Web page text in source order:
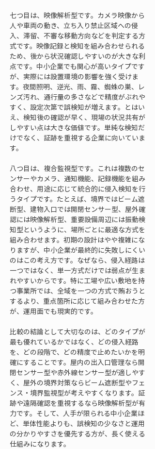
七つ目は、映像解析型です。カメラ映像から
人や車両の動き、立ち入り禁止区域への侵
入、滞留、不審な移動方向などを判定する方
式です。映像記録と検知を組み合わせられる
ため、後から状況確認しやすいのが大きな利
点です。中小企業でも関心が高いタイプです
が、実際には設置環境の影響を強く受けま
す。夜間照明、逆光、雨、霧、蜘蛛の巣、レ
ンズ汚れ、通行量の多さなどで精度がぶれや
すく、設定次第で誤検知が増えます。とはい
え、検知後の確認が早く、現場の状況共有が
しやすい点は大きな価値です。単純な検知だ
けでなく、証跡を重視する企業に向いていま
す。
八つ目は、複合監視型です。これは複数のセ
ンサーやカメラ、通知機能、記録機能を組み
合わせ、用途に応じて統合的に侵入検知を行
うタイプです。たとえば、境界ではビーム遮
断型、建物入口では開閉センサー型、屋外確
認には映像解析型、重要設備周辺には振動検
知型というように、場所ごとに最適な方式を
組み合わせます。初期の設計はやや複雑にな
りますが、中小企業が最終的に失敗しにくい
のはこの考え方です。なぜなら、侵入経路は
一つではなく、単一方式だけでは弱点が生ま
れやすいからです。特に工場や広い敷地を持
つ事業所では、全域を一つの方式で賄おうと
するより、重点箇所に応じて組み合わせた方
が、運用面でも現実的です。
比較の結論として大切なのは、どのタイプが
最も優れているかではなく、どの侵入経路
を、どの段階で、どの精度で止めたいかを明
確にすることです。屋内の出入口管理なら開
閉センサー型や赤外線センサー型が適しやす
く、屋外の境界対策ならビーム遮断型やフェ
ンス・境界監視型が考えやすくなります。証
跡や遠隔確認を重視するなら映像解析型が有
力です。そして、人手が限られる中小企業ほ
ど、単体性能よりも、誤検知の少なさと運用
の分かりやすさを優先する方が、長く使える
仕組みになります。